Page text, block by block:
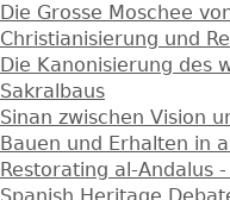
Die Grosse Moschee
Christianisierung und
Die Kanonisierung des
Sakralbaus
Sinan zwischen Vision
Bauen und Erhalten in
Restorating al-Andalus